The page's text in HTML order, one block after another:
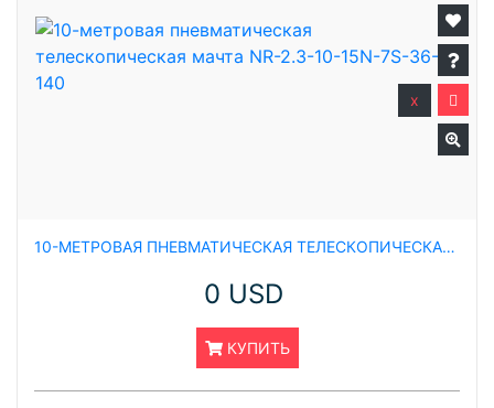
10-МЕТРОВАЯ ПНЕВМАТИЧЕСКАЯ ТЕЛЕСКОПИЧЕСКАЯ МАЧТА NR-2.3-10-15N-7S-36-140
0 USD
КУПИТЬ
x